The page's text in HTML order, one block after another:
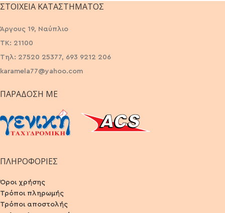
ΣΤΟΙΧΕΊΑ ΚΑΤΑΣΤΉΜΑΤΟΣ
Άργους 19, Ναύπλιο
ΤΚ: 21100
Τηλ: 27520 25377, 693 9212 206
karamela77@yahoo.com
ΠΑΡΆΔΟΣΗ ΜΕ
ΠΛΗΡΟΦΟΡΙΕΣ
Όροι χρήσης
Τρόποι πληρωμής
Τρόποι αποστολής